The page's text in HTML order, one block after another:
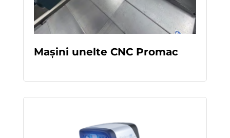
Mașini unelte CNC Promac